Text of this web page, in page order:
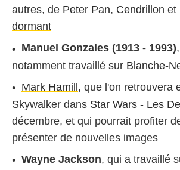
autres, de Peter Pan, Cendrillon et
dormant
Manuel Gonzales (1913 - 1993)
notamment travaillé sur Blanche-
Mark Hamill, que l'on retrouvera
Skywalker dans Star Wars - Les
décembre, et qui pourrait profiter
présenter de nouvelles images
Wayne Jackson, qui a travaillé